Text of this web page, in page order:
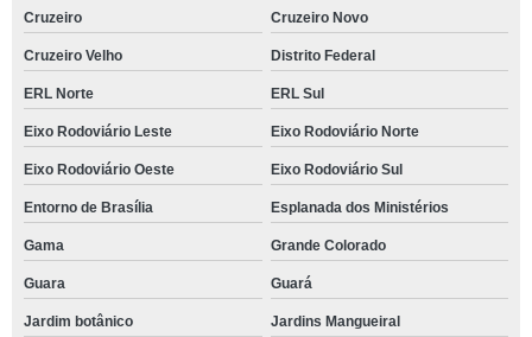
Cruzeiro Cruzeiro Novo
Cruzeiro Velho Distrito Federal
ERL Norte ERL Sul
Eixo Rodoviário Leste Eixo Rodoviário Norte
Eixo Rodoviário Oeste Eixo Rodoviário Sul
Entorno de Brasília Esplanada dos Ministérios
Gama Grande Colorado
Guara Guará
Jardim botânico Jardins Mangueiral